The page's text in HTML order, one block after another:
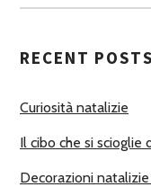
U
O
I
RECENT POSTS
Curiosità natalizie
Il cibo che si scioglie
Decorazioni